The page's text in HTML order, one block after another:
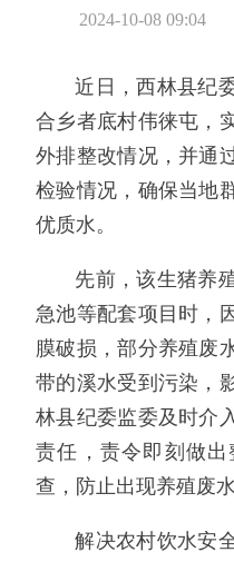
2024-10-08 09:04
近日，西林县纪
合乡者底村伟徕屯，
外排整改情况，并通
检验情况，确保当地
优质水。
先前，该生猪养
急池等配套项目时，
膜破损，部分养殖废
带的溪水受到污染，
林县纪委监委及时介
责任，责令即刻做
查，防止出现养殖废
解决农村饮水安